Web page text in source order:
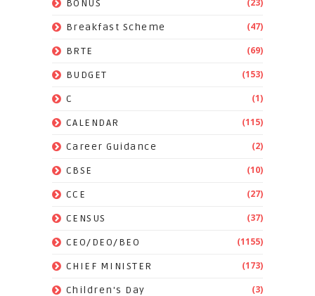
BONUS (23)
Breakfast Scheme (47)
BRTE (69)
BUDGET (153)
C (1)
CALENDAR (115)
Career Guidance (2)
CBSE (10)
CCE (27)
CENSUS (37)
CEO/DEO/BEO (1155)
CHIEF MINISTER (173)
Children's Day (3)